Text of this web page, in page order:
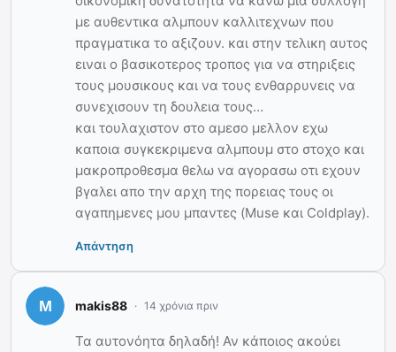
με αυθεντικα αλμπουν καλλιτεχνων που
πραγματικα το αξιζουν. και στην τελικη αυτος
ειναι ο βασικοτερος τροπος για να στηριξεις
τους μουσικους και να τους ενθαρρυνεις να
συνεχισουν τη δουλεια τους…
και τουλαχιστον στο αμεσο μελλον εχω
καποια συγκεκριμενα αλμπουμ στο στοχο και
μακροπροθεσμα θελω να αγορασω οτι εχουν
βγαλει απο την αρχη της πορειας τους οι
αγαπημενες μου μπαντες (Muse και Coldplay).
Απάντηση
makis88 14 χρόνια πριν
Τα αυτονόητα δηλαδή! Αν κάποιος ακούει